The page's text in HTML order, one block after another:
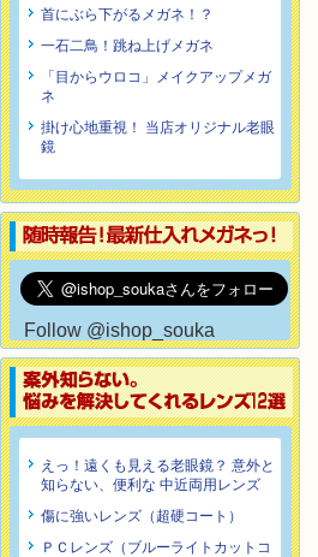
首にぶら下がるメガネ！？
一石二鳥！跳ね上げメガネ
「目からウロコ」メイクアップメガ
ネ
掛け心地重視！ 当店オリジナル老眼
鏡
Follow @ishop_souka
えっ！遠くも見える老眼鏡？ 意外と
知らない、便利な 中近両用レンズ
傷に強いレンズ（超硬コート）
ＰＣレンズ（ブルーライトカットコ